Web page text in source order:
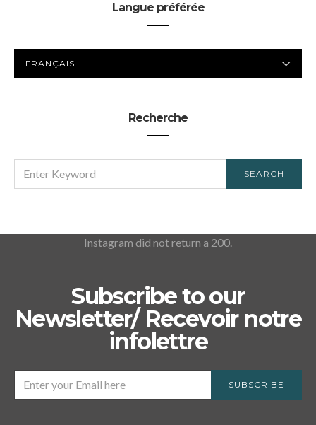
Langue préférée
PRÉFÉRÉE
Recherche
FOR:
SEARCH
Instagram did not return a 200.
Subscribe to our
Newsletter/ Recevoir notre
infolettre
SUBSCRIBE